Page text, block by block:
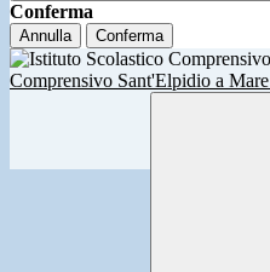
Conferma
Annulla Conferma
Comprensivo Sant'Elpidio a Mare